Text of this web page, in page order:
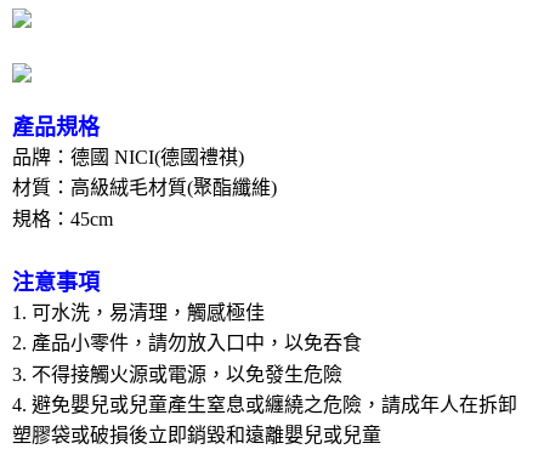
購買商品的店家。未經商家同意取消之訂單仍視為有效，需透過AFTEE先享
後付繳納相關費用。
是否繳費成功／繳費後需取消欲退款等相關疑問，請聯繫「AFTEE先享後付
【注意事項】
１．透過由恩沛科技股份有限公司提供之「AFTEE先享後付」服務完成之交
易，需依本服務之必要範圍內提供個人資料，並將交易相關給付款項請求債
權轉讓予恩沛科技股份有限公司。
２．關於個人資料處理事宜，請瀏覽以下網址：
３．未成年的使用者請事先徵得法定代理人或監護人之同意方可使用
「AFTEE先享後付」，若未經同意申辦者引起之損失，本公司不負相關責
任。
４．使用「AFTEE先享後付」時，將依據個別帳號之用戶狀況，依本公司即
時審查核予不同之上限額度；若仍有額度不足之情形，本公司將視審查結果
請求用戶進行身份認證。
５．嚴禁一人註冊多個帳號或使用他人資訊註冊。若發現惡意使用之情形，
恩沛科技股份有限公司將有權停止該用戶之使用額度並採取法律行動。
每筆NT$100，滿NT$990(含以上)免運費
產品規格
品牌：德國 NICI(德國禮祺)
材質：高級絨毛材質(聚酯纖維)
規格：45cm
注意事項
1. 可水洗，易清理，觸感極佳
2. 產品小零件，請勿放入口中，以免吞食
3. 不得接觸火源或電源，以免發生危險
4. 避免嬰兒或兒童產生窒息或纏繞之危險，請成年人在拆卸
塑膠袋或破損後立即銷毀和遠離嬰兒或兒童